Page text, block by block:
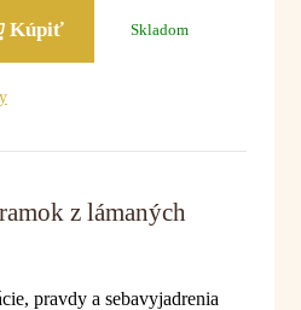
Kúpiť Skladom
z lámaných
pravdy a sebavyjadrenia